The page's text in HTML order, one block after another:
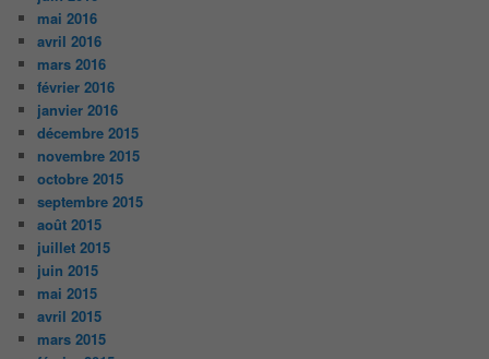
mai 2016
avril 2016
mars 2016
février 2016
janvier 2016
décembre 2015
novembre 2015
octobre 2015
septembre 2015
août 2015
juillet 2015
juin 2015
mai 2015
avril 2015
mars 2015